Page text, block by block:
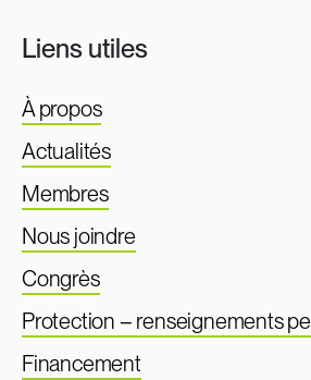
Liens utiles
À propos
Actualités
Membres
Nous joindre
Congrès
Protection – renseignements
Financement